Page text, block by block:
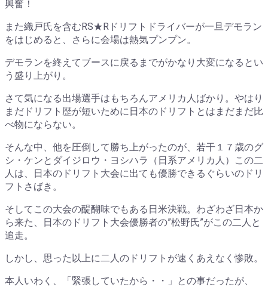
興奮！
また織戸氏を含むRS★Rドリフトドライバーが一旦デモラン
をはじめると、さらに会場は熱気プンプン。
デモランを終えてブースに戻るまでがかなり大変になるとい
う盛り上がり。
さて気になる出場選手はもちろんアメリカ人ばかり。やはり
まだドリフト歴が短いために日本のドリフトとはまだまだ比
べ物にならない。
そんな中、他を圧倒して勝ち上がったのが、若干１７歳のグ
シ・ケンとダイジロウ・ヨシハラ（日系アメリカ人）この二
人は、日本のドリフト大会に出ても優勝できるぐらいのドリ
フトさばき。
そしてこの大会の醍醐味でもある日米決戦。わざわざ日本か
ら来た、日本のドリフト大会優勝者の”松野氏”がこの二人と
追走。
しかし、思った以上に二人のドリフトが速くあえなく惨敗。
本人いわく、「緊張していたから・・」との事だったが、